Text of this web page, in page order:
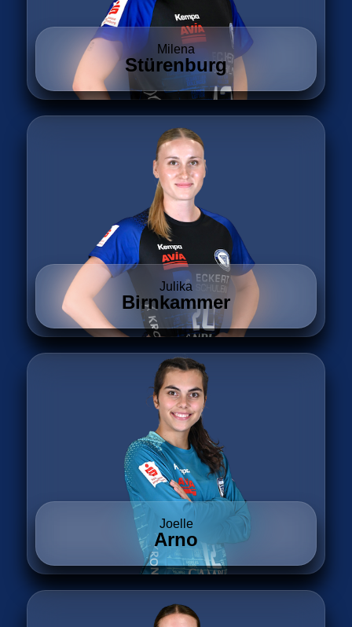
Milena
Stürenburg
Julika
Birnkammer
Joelle
Arno